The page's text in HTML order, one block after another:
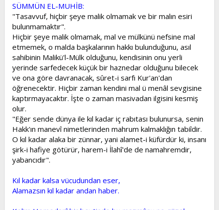
SÜMMÜN EL-MUHİB:
"Tasavvuf, hiçbir şeye malik olmamak ve bir malın esiri
bulunmamaktır".
Hiçbir şeye malik olmamak, mal ve mülkünü nefsine mal
etmemek, o malda başkalarının hakkı bulunduğunu, asıl
sahibinin Malikü'l-Mülk olduğunu, kendisinin onu yerli
yerinde sarfedecek küçük bir haznedar olduğunu bilecek
ve ona göre davranacak, sûret-i sarfı Kur'an'dan
öğrenecektir. Hiçbir zaman kendini mal ü menâl sevgisine
kaptırmayacaktır. İşte o zaman masivadan ilgisini kesmiş
olur.
"Eğer sende dünya ile kıl kadar iç rabıtası bulunursa, senin
Hakk'ın manevî nimetlerinden mahrum kalmaklığın tabiîdir.
O kıl kadar alaka bir zünnar, yani alamet-i küfürdür ki, insanı
şirk-i hafiye götürür, harem-i İlahî'de de namahremdir,
yabancıdır".
Kıl kadar kalsa vücudundan eser,
Alamazsın kıl kadar andan haber.